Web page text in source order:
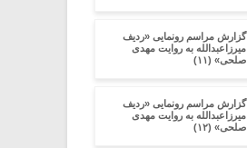
گزارش مراسم رونمایی «ردیف
میرزاعبدالله به روایت مهدی
صلحی» (۱۱)
گزارش مراسم رونمایی «ردیف
میرزاعبدالله به روایت مهدی
صلحی» (۱۲)